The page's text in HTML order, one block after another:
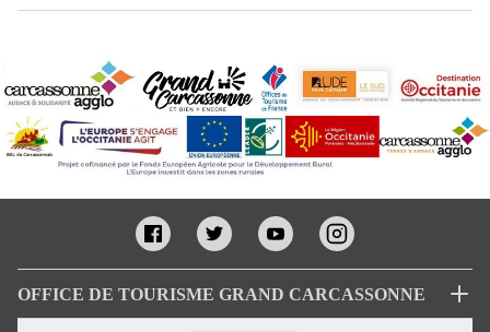
OFFICE DE TOURISME GRAND CARCASSONNE